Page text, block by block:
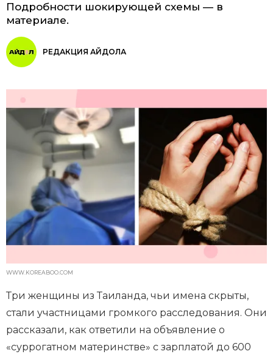
Подробности шокирующей схемы — в
материале.
РЕДАКЦИЯ АЙДОЛА
WWW.KOREABOO.COM
Три женщины из Таиланда, чьи имена скрыты,
стали участницами громкого расследования. Они
рассказали, как ответили на объявление о
«суррогатном материнстве» с зарплатой до 600